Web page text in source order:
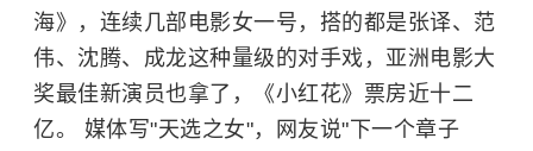
海》，连续几部电影女一号，搭的都是张译、 范
伟、 沈腾、 成龙这种量级的对手戏，亚洲电影大
奖最佳新演员也拿了，《小红花》票房近十二
亿。 媒体写"天选之女"，网友说"下一个章子